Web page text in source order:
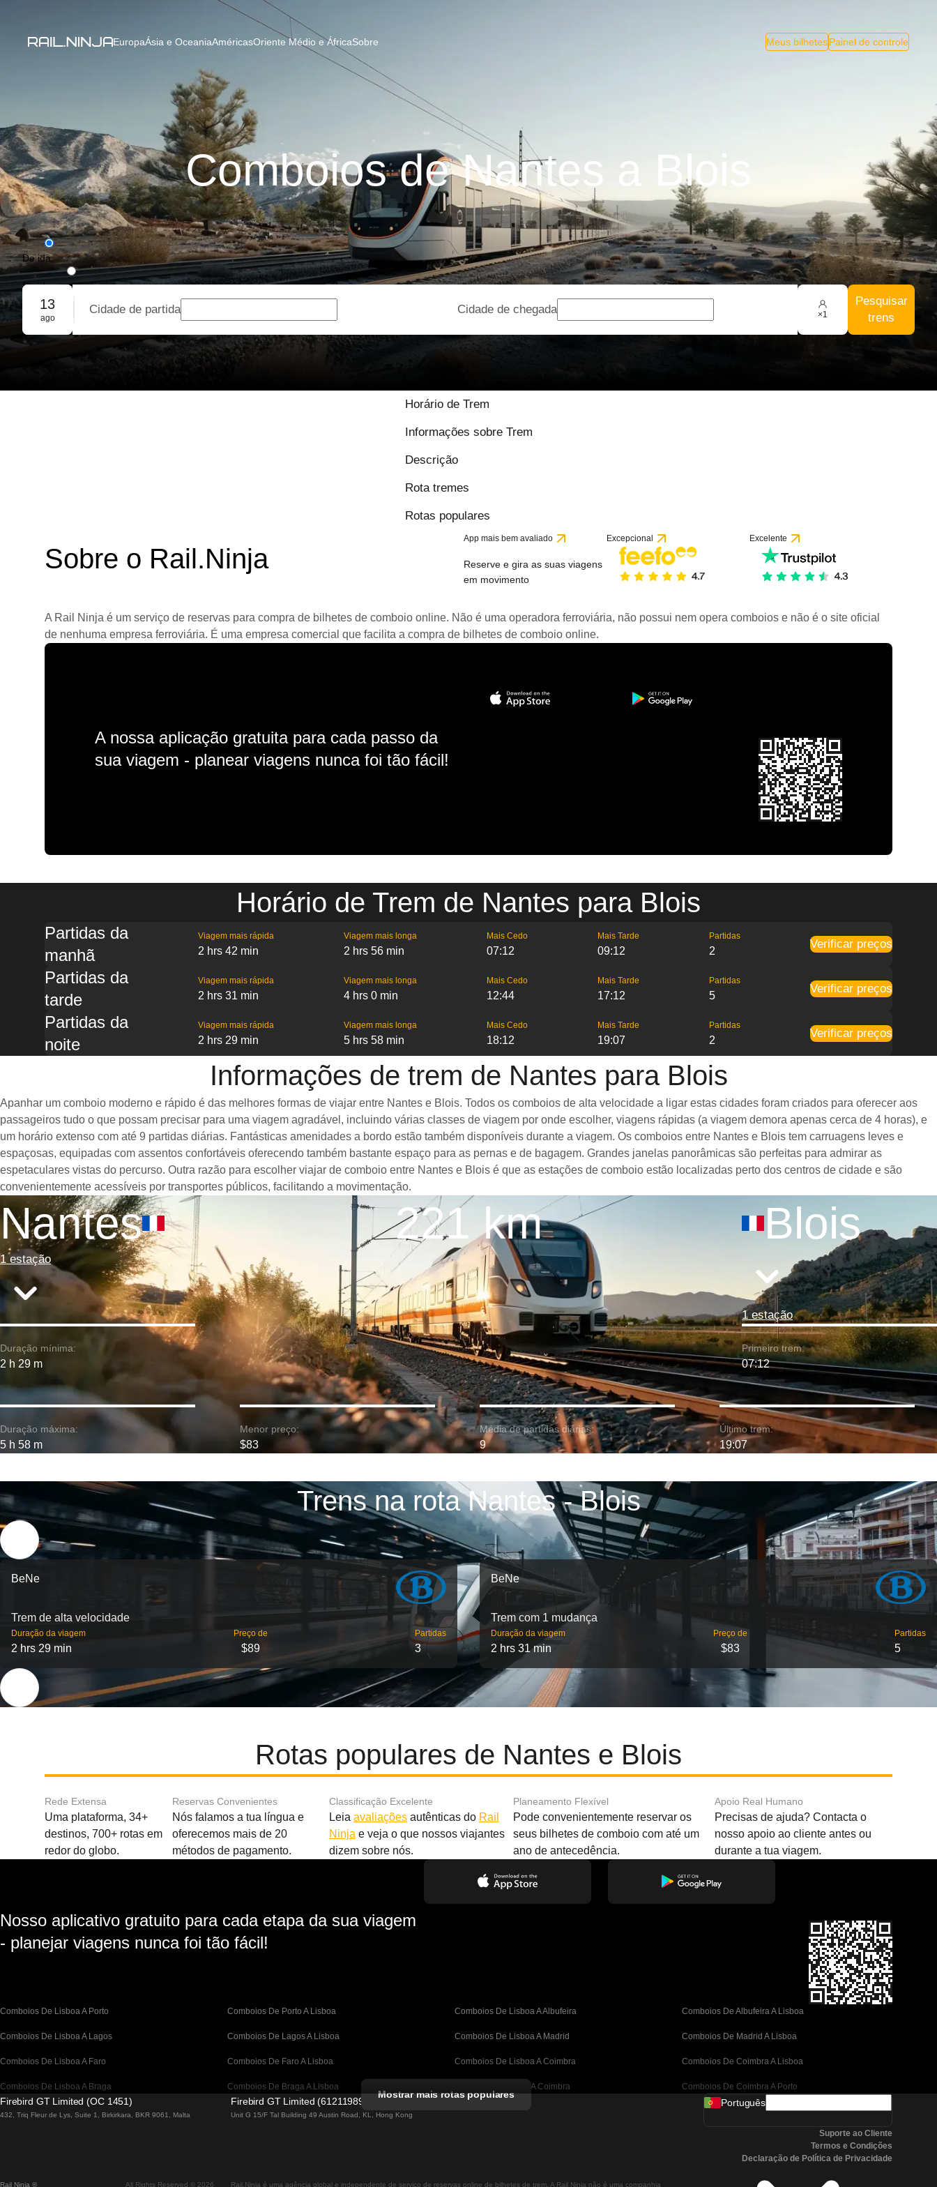
EuropaÁsia e OceaniaAméricasOriente Médio e ÁfricaSobre Meus bilhetesPainel de controle
Comboios de Nantes a Blois
De ida
De ida e volta
Reserva em grupo
13
ago
Cidade de partida Cidade de chegada ×1
Pesquisar
trens
Horário de Trem
Informações sobre Trem
Descrição
Rota tremes
Rotas populares
Sobre o Rail.Ninja
App mais bem avaliado
Reserve e gira as suas viagens
em movimento
Excepcional Excelente
A Rail Ninja é um serviço de reservas para compra de bilhetes de comboio online. Não é uma operadora ferroviária, não possui nem opera comboios e não é o site oficial
de nenhuma empresa ferroviária. É uma empresa comercial que facilita a compra de bilhetes de comboio online.
A nossa aplicação gratuita para cada passo da
sua viagem - planear viagens nunca foi tão fácil!
Horário de Trem de Nantes para Blois
Partidas da
manhã
Viagem mais rápida
2 hrs 42 min
Viagem mais longa
2 hrs 56 min
Mais Cedo
07:12
Mais Tarde
09:12
Partidas
2
Verificar preços
Partidas da
tarde
Viagem mais rápida
2 hrs 31 min
Viagem mais longa
4 hrs 0 min
Mais Cedo
12:44
Mais Tarde
17:12
Partidas
5
Verificar preços
Partidas da
noite
Viagem mais rápida
2 hrs 29 min
Viagem mais longa
5 hrs 58 min
Mais Cedo
18:12
Mais Tarde
19:07
Partidas
2
Verificar preços
Informações de trem de Nantes para Blois
Apanhar um comboio moderno e rápido é das melhores formas de viajar entre Nantes e Blois. Todos os comboios de alta velocidade a ligar estas cidades foram criados para oferecer aos
passageiros tudo o que possam precisar para uma viagem agradável, incluindo várias classes de viagem por onde escolher, viagens rápidas (a viagem demora apenas cerca de 4 horas), e
um horário extenso com até 9 partidas diárias. Fantásticas amenidades a bordo estão também disponíveis durante a viagem. Os comboios entre Nantes e Blois tem carruagens leves e
espaçosas, equipadas com assentos confortáveis oferecendo também bastante espaço para as pernas e de bagagem. Grandes janelas panorâmicas são perfeitas para admirar as
espetaculares vistas do percurso. Outra razão para escolher viajar de comboio entre Nantes e Blois é que as estações de comboio estão localizadas perto dos centros de cidade e são
convenientemente acessíveis por transportes públicos, facilitando a movimentação.
Nantes
1 estação
221 km Blois
1 estação
Duração mínima:
2 h 29 m
Primeiro trem:
07:12
Duração máxima:
5 h 58 m
Menor preço:
$83
Média de partidas diárias:
9
Último trem:
19:07
Trens na rota Nantes - Blois
BeNe
Trem de alta velocidade
Duração da viagem
2 hrs 29 min
Preço de
$89
Partidas
3
BeNe
Trem com 1 mudança
Duração da viagem
2 hrs 31 min
Preço de
$83
Partidas
5
Rotas populares de Nantes e Blois
Rede Extensa
Uma plataforma, 34+
destinos, 700+ rotas em
redor do globo.
Reservas Convenientes
Nós falamos a tua língua e
oferecemos mais de 20
métodos de pagamento.
Classificação Excelente
Leia avaliaçõesautênticas do Rail
Ninja e veja o que nossos viajantes
dizem sobre nós.
Planeamento Flexível
Pode convenientemente reservar os
seus bilhetes de comboio com até um
ano de antecedência.
Apoio Real Humano
Precisas de ajuda? Contacta o
nosso apoio ao cliente antes ou
durante a tua viagem.
Nosso aplicativo gratuito para cada etapa da sua viagem
- planejar viagens nunca foi tão fácil!
Comboios De Lisboa A Porto Comboios De Porto A Lisboa Comboios De Lisboa A Albufeira Comboios De Albufeira A Lisboa
Comboios De Lisboa A Lagos Comboios De Lagos A Lisboa Comboios De Lisboa A Madrid Comboios De Madrid A Lisboa
Comboios De Lisboa A Faro Comboios De Faro A Lisboa Comboios De Lisboa A Coimbra Comboios De Coimbra A Lisboa
Comboios De Lisboa A Braga Comboios De Braga A Lisboa Comboios De Porto A Coimbra Comboios De Coimbra A Porto
Comboios De Barcelona A Madrid Comboios De Madrid A Barcelona Comboios De Valência A Barcelona
Comboios De Málaga A Barcelona
Mostrar mais rotas populares
Firebird GT Limited (OC 1451)
432, Triq Fleur de Lys, Suite 1, Birkirkara, BKR 9061, Malta
Firebird GT Limited (61211989)
Unit G 15/F Tal Building 49 Austin Road, KL, Hong Kong
Rail Ninja ® All Rights Reserved © 2026 Rail.Ninja é uma agência global e independente de serviço de reservas online de bilhetes de trem. A Rail Ninja não é uma companhia
Português
Suporte ao Cliente
Termos e Condições
Declaração de Política de Privacidade